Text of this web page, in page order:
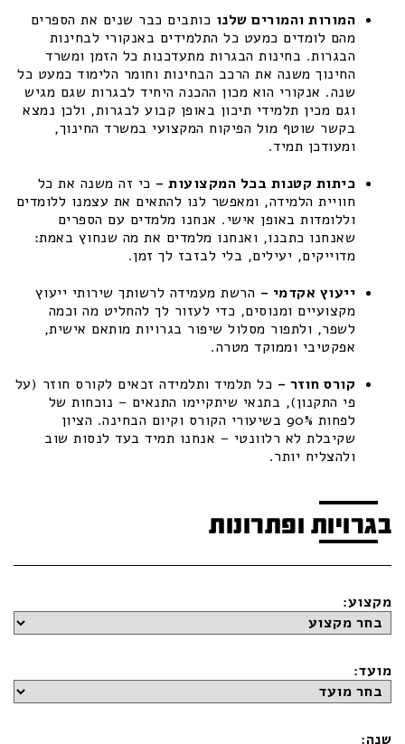
המורות והמורים שלנו כותבים כבר שנים את הספרים
מהם לומדים כמעט כל התלמידים באנקורי לבחינות
הבגרות. בחינות הבגרות מתעדכנות כל הזמן ומשרד
החינוך משנה את הרכב הבחינות וחומר הלימוד כמעט כל
שנה. אנקורי הוא מכון ההכנה היחיד לבגרות שגם מגיש
וגם מכין תלמידי תיכון באופן קבוע לבגרות, ולכן נמצא
בקשר שוטף מול הפיקוח המקצועי במשרד החינוך,
ומעודכן תמיד.
כיתות קטנות בכל המקצועות – כי זה משנה את כל
חוויית הלמידה, ומאפשר לנו להתאים את עצמנו ללומדים
וללומדות באופן אישי. אנחנו מלמדים עם הספרים
שאנחנו כתבנו, ואנחנו מלמדים את מה שנחוץ באמת:
מדוייקים, יעילים, בלי לבזבז לך זמן.
ייעוץ אקדמי – הרשת מעמידה לרשותך שירותי ייעוץ
מקצועיים ומנוסים, כדי לעזור לך להחליט מה וכמה
לשפר, ולתפור מסלול שיפור בגרויות מותאם אישית,
אפקטיבי וממוקד מטרה.
קורס חוזר – כל תלמיד ותלמידה זכאים לקורס חוזר (על
פי התקנון), בתנאי שיתקיימו התנאים – נוכחות של
לפחות 90% בשיעורי הקורס וקיום הבחינה. הציון
שקיבלת לא רלוונטי – אנחנו תמיד בעד לנסות שוב
ולהצליח יותר.
בגרויות ופתרונות
מקצוע:
מועד:
שנה: